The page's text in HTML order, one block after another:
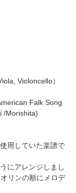
Violoncello）
Falk Song
/Morishita)
用していた楽譜で
にアレンジしまし
リンの順にメロデ